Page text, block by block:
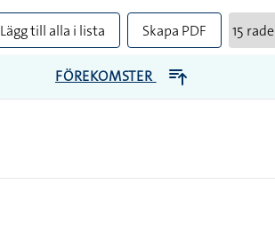
Lägg till alla i lista Skapa PDF
FÖREKOMSTER